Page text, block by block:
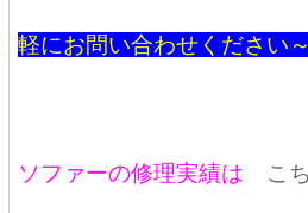
軽にお問い合わせください
ソファーの修理実績は こ